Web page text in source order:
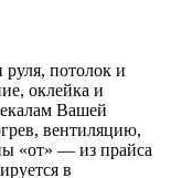
руля, потолок и
оклейка и
Вашей
вентиляцию,
«от» — из прайса
в